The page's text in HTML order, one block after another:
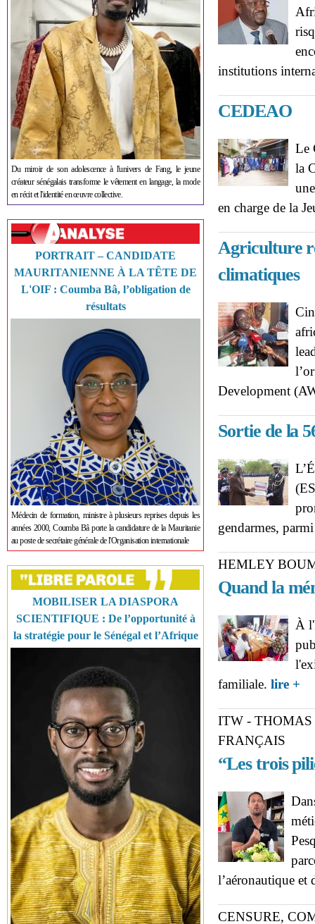
Du miroir de son adolescence à l'univers de Fang, le jeune
créateur sénégalais transforme le vêtement en langage, la mode
en récit et l'identité en œuvre collective.
PORTRAIT – CANDIDATE
MAURITANIENNE À LA TÊTE DE
L'OIF : Coumba Bâ, l’obligation de
résultats
Médecin de formation, ministre à plusieurs reprises depuis les
années 2000, Coumba Bâ porte la candidature de la Mauritanie
au poste de secrétaire générale de l'Organisation internationale
MOBILISER LA DIASPORA
SCIENTIFIQUE : De l’opportunité à
la stratégie pour le Sénégal et l’Afrique
institutions
CEDEAO
Le
la
en charge de la
Agriculture
climatiques
Development
Sortie de la
gendarmes,
HEMLEY
Quand la
À
familiale. lire +
ITW - THOMAS
FRANÇAIS
“Les trois
l’aéronautique et
CENSURE,